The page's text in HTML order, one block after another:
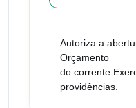
Autoriza a
Orçamento
do corrente
providências.